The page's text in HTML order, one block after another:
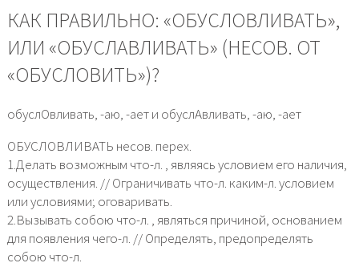
КАК ПРАВИЛЬНО: «ОБУСЛОВЛИВАТЬ»,
ИЛИ «ОБУСЛАВЛИВАТЬ» (НЕСОВ. ОТ
«ОБУСЛОВИТЬ»)?
обуслОвливать, -аю, -ает и обуслАвливать, -аю, -ает
ОБУСЛОВЛИВАТЬ несов. перех.
1.Делать возможным что-л. , являясь условием его наличия,
осуществления. // Ограничивать что-л. каким-л. условием
или условиями; оговаривать.
2.Вызывать собою что-л. , являться причиной, основанием
для появления чего-л. // Определять, предопределять
собою что-л.